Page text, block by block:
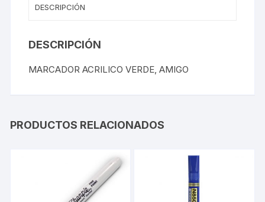
DESCRIPCIÓN
DESCRIPCIÓN
MARCADOR ACRILICO VERDE, AMIGO
PRODUCTOS RELACIONADOS